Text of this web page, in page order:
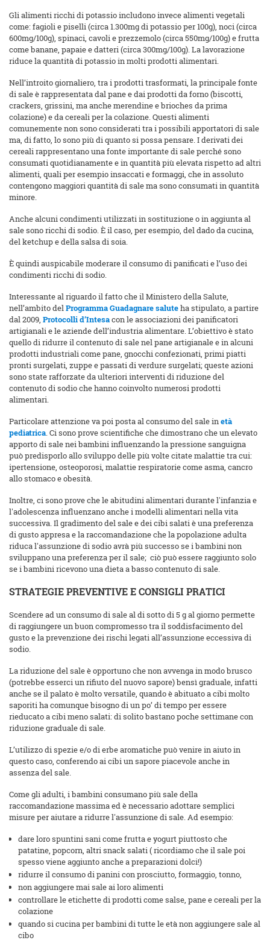
Gli alimenti ricchi di potassio includono invece alimenti vegetali
come: fagioli e piselli (circa 1.300mg di potassio per 100g), noci (circa
600mg/100g), spinaci, cavoli e prezzemolo (circa 550mg/100g) e frutta
come banane, papaie e datteri (circa 300mg/100g). La lavorazione
riduce la quantità di potassio in molti prodotti alimentari.
Nell’introito giornaliero, tra i prodotti trasformati, la principale fonte
di sale è rappresentata dal pane e dai prodotti da forno (biscotti,
crackers, grissini, ma anche merendine e brioches da prima
colazione) e da cereali per la colazione. Questi alimenti
comunemente non sono considerati tra i possibili apportatori di sale
ma, di fatto, lo sono più di quanto si possa pensare. I derivati dei
cereali rappresentano una fonte importante di sale perché sono
consumati quotidianamente e in quantità più elevata rispetto ad altri
alimenti, quali per esempio insaccati e formaggi, che in assoluto
contengono maggiori quantità di sale ma sono consumati in quantità
minore.
Anche alcuni condimenti utilizzati in sostituzione o in aggiunta al
sale sono ricchi di sodio. È il caso, per esempio, del dado da cucina,
del ketchup e della salsa di soia.
È quindi auspicabile moderare il consumo di panificati e l’uso dei
condimenti ricchi di sodio.
Interessante al riguardo il fatto che il Ministero della Salute,
nell’ambito delProgramma Guadagnare saluteha stipulato, a partire
dal 2009, Protocolli d’Intesacon le associazioni dei panificatori
artigianali e le aziende dell’industria alimentare. L’obiettivo è stato
quello di ridurre il contenuto di sale nel pane artigianale e in alcuni
prodotti industriali come pane, gnocchi confezionati, primi piatti
pronti surgelati, zuppe e passati di verdure surgelati; queste azioni
sono state rafforzate da ulteriori interventi di riduzione del
contenuto di sodio che hanno coinvolto numerosi prodotti
alimentari.
Particolare attenzione va poi posta al consumo del sale inetà
pediatrica. Ci sono prove scientifiche che dimostrano che un elevato
apporto di sale nei bambini influenzando la pressione sanguigna
può predisporlo allo sviluppo delle più volte citate malattie tra cui:
ipertensione, osteoporosi, malattie respiratorie come asma, cancro
allo stomaco e obesità.
Inoltre, ci sono prove che le abitudini alimentari durante l'infanzia e
l'adolescenza influenzano anche i modelli alimentari nella vita
successiva. Il gradimento del sale e dei cibi salati è una preferenza
di gusto appresa e la raccomandazione che la popolazione adulta
riduca l'assunzione di sodio avrà più successo se i bambini non
sviluppano una preferenza per il sale; ciò può essere raggiunto solo
se i bambini ricevono una dieta a basso contenuto di sale.
STRATEGIE PREVENTIVE E CONSIGLI PRATICI
Scendere ad un consumo di sale al di sotto di 5 g al giorno permette
di raggiungere un buon compromesso tra il soddisfacimento del
gusto e la prevenzione dei rischi legati all’assunzione eccessiva di
sodio.
La riduzione del sale è opportuno che non avvenga in modo brusco
(potrebbe esserci un rifiuto del nuovo sapore) bensì graduale, infatti
anche se il palato è molto versatile, quando è abituato a cibi molto
saporiti ha comunque bisogno di un po’ di tempo per essere
rieducato a cibi meno salati: di solito bastano poche settimane con
riduzione graduale di sale.
L’utilizzo di spezie e/o di erbe aromatiche può venire in aiuto in
questo caso, conferendo ai cibi un sapore piacevole anche in
assenza del sale.
Come gli adulti, i bambini consumano più sale della
raccomandazione massima ed è necessario adottare semplici
misure per aiutare a ridurre l'assunzione di sale. Ad esempio:
dare loro spuntini sani come frutta e yogurt piuttosto che
patatine, popcorn, altri snack salati ( ricordiamo che il sale poi
spesso viene aggiunto anche a preparazioni dolci!)
ridurre il consumo di panini con prosciutto, formaggio, tonno,
non aggiungere mai sale ai loro alimenti
controllare le etichette di prodotti come salse, pane e cereali per la
colazione
quando si cucina per bambini di tutte le età non aggiungere sale al
cibo